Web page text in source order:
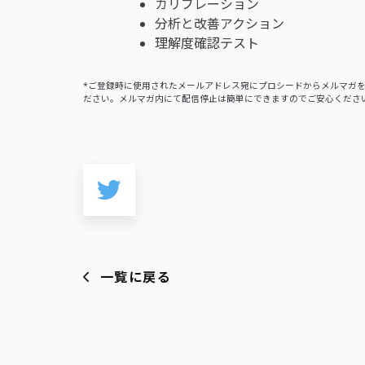
カリブレーション
分析と改善アクション
理解度確認テスト
*ご登録時に使用されたメールアドレス宛にプロシードからメルマガ
ださい。メルマガ内にて配信停止は簡単にできますのでご安心くださ
一覧に戻る